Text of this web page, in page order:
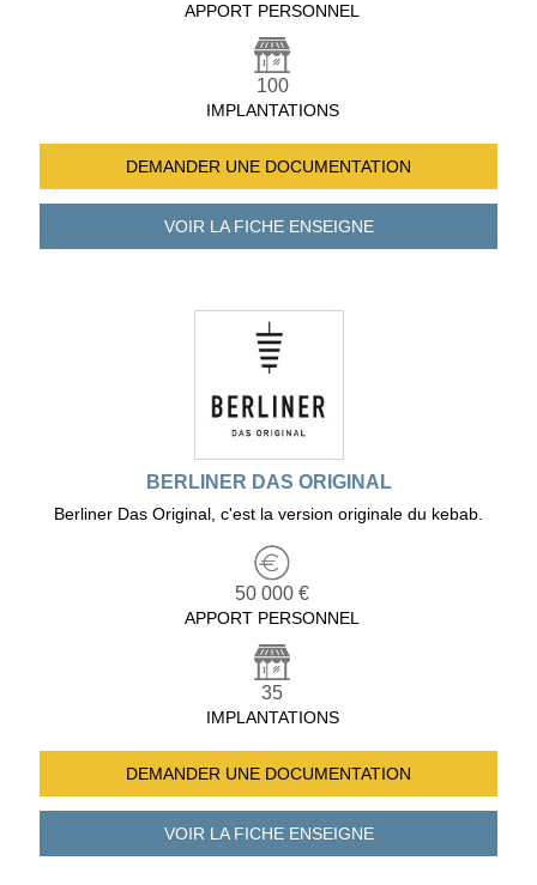
APPORT PERSONNEL
100
IMPLANTATIONS
DEMANDER UNE DOCUMENTATION
VOIR LA FICHEENSEIGNE
BERLINER DAS ORIGINAL
Berliner Das Original, c'est la version originale du kebab.
50 000 €
APPORT PERSONNEL
35
IMPLANTATIONS
DEMANDER UNE DOCUMENTATION
VOIR LA FICHEENSEIGNE